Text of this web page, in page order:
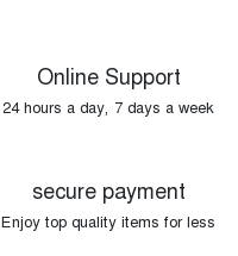
Online Support
24 hours a day, 7 days a week
secure payment
Enjoy top quality items for less